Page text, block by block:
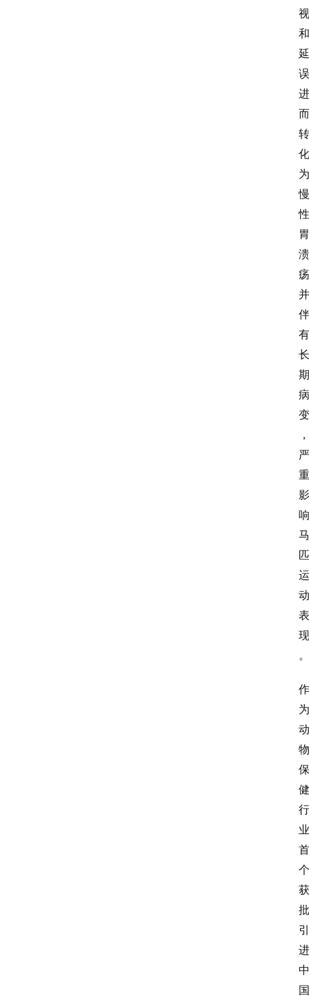
视
和
延
误
进
而
转
化
为
慢
性
胃
溃
疡
并
伴
有
长
期
病
变
，
严
重
影
响
马
匹
运
动
表
现
。
作
为
动
物
保
健
行
业
首
个
获
批
引
进
中
国